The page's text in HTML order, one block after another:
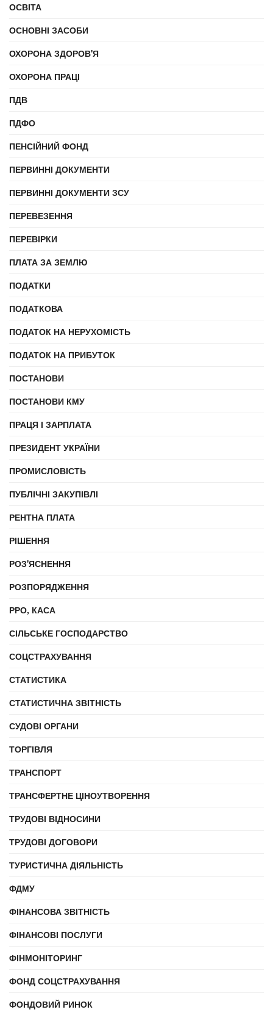
ОСВІТА
ОСНОВНІ ЗАСОБИ
ОХОРОНА ЗДОРОВ'Я
ОХОРОНА ПРАЦІ
ПДВ
ПДФО
ПЕНСІЙНИЙ ФОНД
ПЕРВИННІ ДОКУМЕНТИ
ПЕРВИННІ ДОКУМЕНТИ ЗСУ
ПЕРЕВЕЗЕННЯ
ПЕРЕВІРКИ
ПЛАТА ЗА ЗЕМЛЮ
ПОДАТКИ
ПОДАТКОВА
ПОДАТОК НА НЕРУХОМІСТЬ
ПОДАТОК НА ПРИБУТОК
ПОСТАНОВИ
ПОСТАНОВИ КМУ
ПРАЦЯ І ЗАРПЛАТА
ПРЕЗИДЕНТ УКРАЇНИ
ПРОМИСЛОВІСТЬ
ПУБЛІЧНІ ЗАКУПІВЛІ
РЕНТНА ПЛАТА
РІШЕННЯ
РОЗ'ЯСНЕННЯ
РОЗПОРЯДЖЕННЯ
РРО, КАСА
СІЛЬСЬКЕ ГОСПОДАРСТВО
СОЦСТРАХУВАННЯ
СТАТИСТИКА
СТАТИСТИЧНА ЗВІТНІСТЬ
СУДОВІ ОРГАНИ
ТОРГІВЛЯ
ТРАНСПОРТ
ТРАНСФЕРТНЕ ЦІНОУТВОРЕННЯ
ТРУДОВІ ВІДНОСИНИ
ТРУДОВІ ДОГОВОРИ
ТУРИСТИЧНА ДІЯЛЬНІСТЬ
ФДМУ
ФІНАНСОВА ЗВІТНІСТЬ
ФІНАНСОВІ ПОСЛУГИ
ФІНМОНІТОРИНГ
ФОНД СОЦСТРАХУВАННЯ
ФОНДОВИЙ РИНОК